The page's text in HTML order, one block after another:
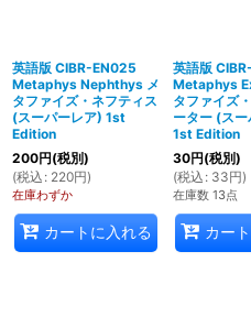
英語版 CIBR-EN025
Metaphys Nephthys メ
タファイズ・ネフティス
(スーパーレア) 1st
Edition
200円(税別)
(税込 : 220円)
在庫わずか
カートに入れる
英語版
Metaphys
タファイズ
ーター (ス
1st Edition
30円(税別)
(税込 : 33円)
在庫数 13点
カー